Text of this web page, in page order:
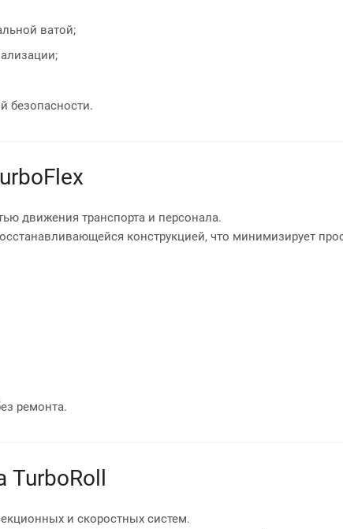
ватой;
безопасности.
движения транспорта и персонала.
конструкцией, что минимизирует
ремонта.
TurboRoll
и скоростных систем.